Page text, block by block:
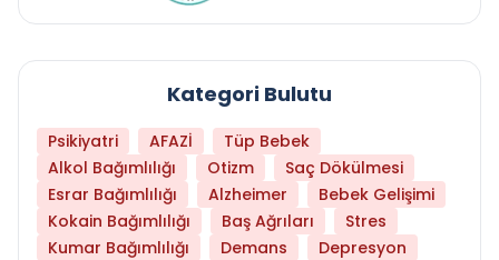
Kategori Bulutu
Psikiyatri AFAZİ
Tüp Bebek
Alkol Bağımlılığı
Otizm
Saç Dökülmesi
Esrar Bağımlılığı
Alzheimer
Bebek Gelişimi
Kokain Bağımlılığı
Baş Ağrıları
Stres
Kumar Bağımlılığı
Demans
Depresyon